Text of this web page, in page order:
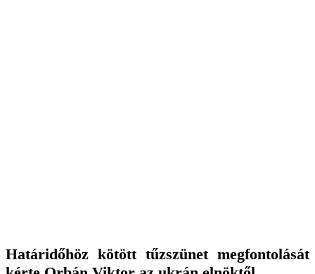
Határidőhöz kötött tűzszünet megfontolását